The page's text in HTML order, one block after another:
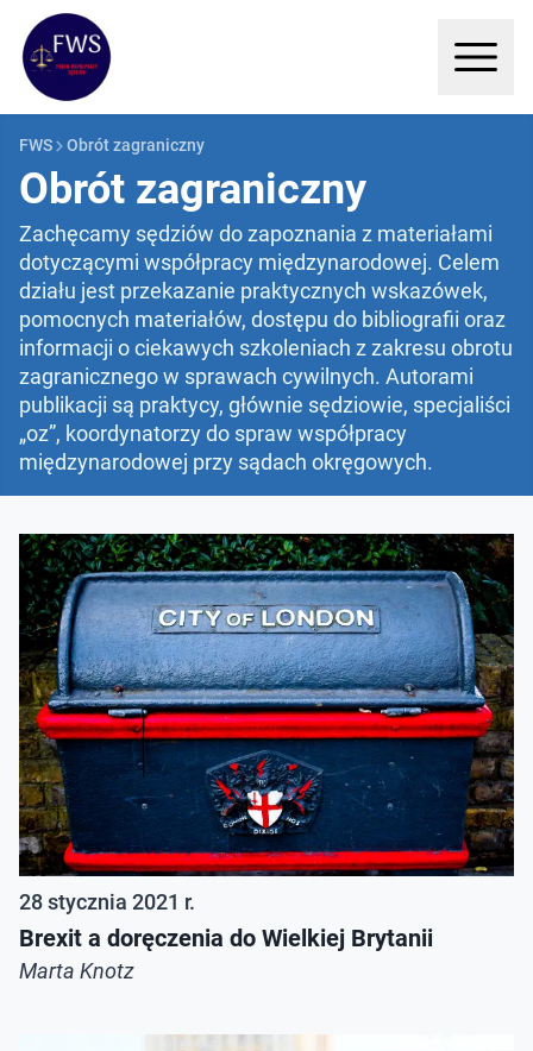
FWS Obrót zagraniczny
Obrót zagraniczny
Zachęcamy sędziów do zapoznania z materiałami
dotyczącymi współpracy międzynarodowej. Celem
działu jest przekazanie praktycznych wskazówek,
pomocnych materiałów, dostępu do bibliografii oraz
informacji o ciekawych szkoleniach z zakresu obrotu
zagranicznego w sprawach cywilnych. Autorami
publikacji są praktycy, głównie sędziowie, specjaliści
„oz”, koordynatorzy do spraw współpracy
międzynarodowej przy sądach okręgowych.
28 stycznia 2021 r.
Brexit a doręczenia do Wielkiej Brytanii
Marta Knotz